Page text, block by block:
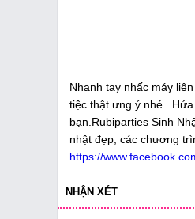
Nhanh tay nhấc máy
tiệc thật ưng ý nhé .
bạn.Rubiparties Sinh
nhật đẹp, các chương
https://
NHẬN XÉT